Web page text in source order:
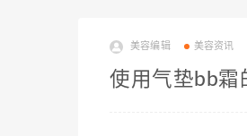
美容编辑 美容资讯
使用气垫bb霜